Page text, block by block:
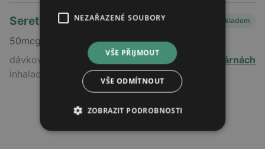
Skladem
Seretide diskus
dávkovaný prášek k
inhalaci
50mcg/250mcg
v 53 lékárnách
NEZAŘAZENÉ SOUBORY
VŠE PŘIJMOUT
VŠE ODMÍTNOUT
ZOBRAZIT PODROBNOSTI